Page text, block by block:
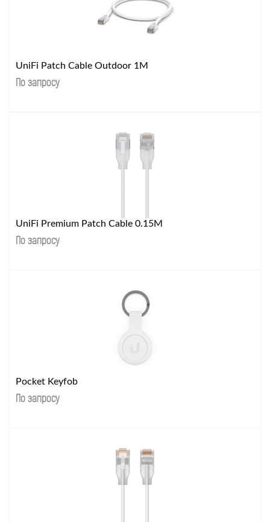
UniFi Patch Cable Outdoor 1M
По запросу
UniFi Premium Patch Cable 0.15M
По запросу
Pocket Keyfob
По запросу